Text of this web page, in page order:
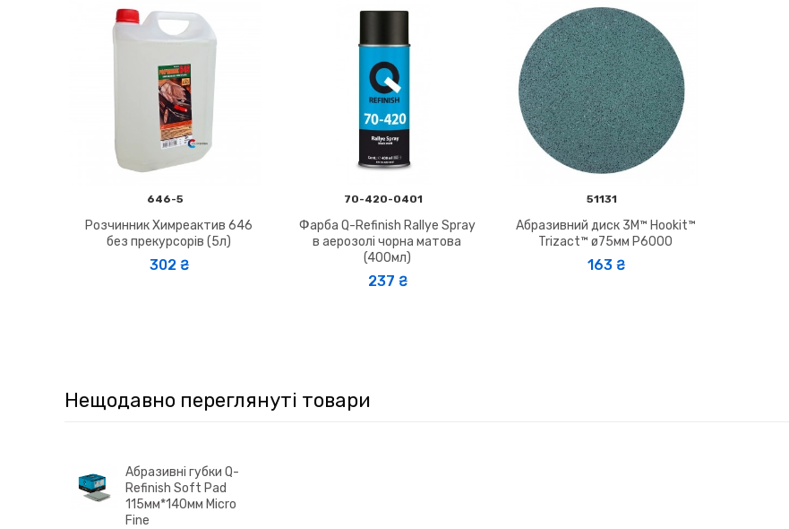
646-5
Розчинник Химреактив 646
без прекурсорів (5л)
302 ₴
70-420-0401
Фарба Q-Refinish Rallye Spray
в аерозолі чорна матова
(400мл)
237 ₴
51131
Абразивний диск 3M™ Hookit™
Trizact™ ø75мм P6000
163 ₴
Нещодавно переглянуті товари
Абразивні губки Q-
Refinish Soft Pad
115мм*140мм Micro
Fine